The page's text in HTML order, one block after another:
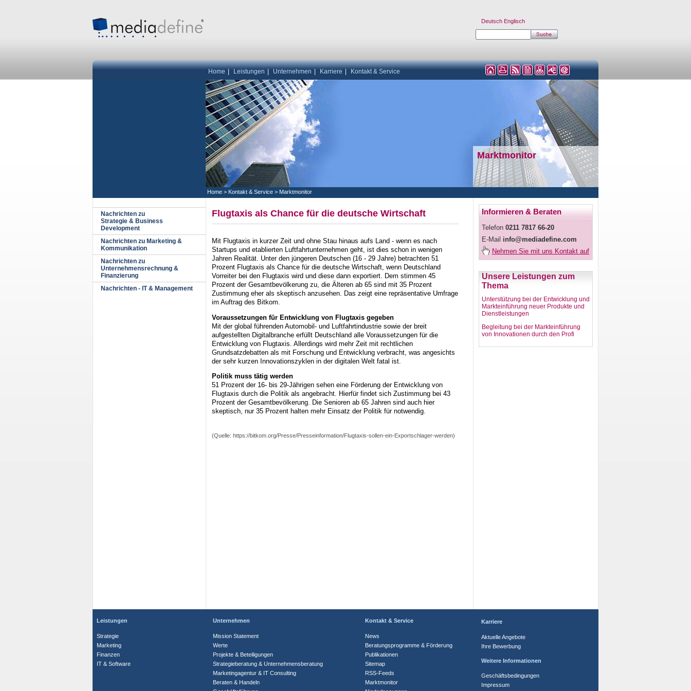
Home Leistungen Unternehmen Karriere Kontakt & Service
Deutsch Englisch
Home > Kontakt & Service > Marktmonitor
Nachrichten zu
Strategie & Business
Development
Nachrichten zu Marketing &
Kommunikation
Nachrichten zu
Unternehmensrechnung &
Finanzierung
Nachrichten - IT & Management
Marktmonitor
Unsere Leistungen zum
Thema
Unterstützung bei der Entwicklung und
Markteinführung neuer Produkte und
Dienstleistungen
Begleitung bei der Markteinführung
von Innovationen durch den Profi
Flugtaxis als Chance für die deutsche Wirtschaft
Mit Flugtaxis in kurzer Zeit und ohne Stau hinaus aufs Land - wenn es nach
Startups und etablierten Luftfahrtunternehmen geht, ist dies schon in wenigen
Jahren Realität. Unter den jüngeren Deutschen (16 - 29 Jahre) betrachten 51
Prozent Flugtaxis als Chance für die deutsche Wirtschaft, wenn Deutschland
Vorreiter bei den Flugtaxis wird und diese dann exportiert. Dem stimmen 45
Prozent der Gesamtbevölkerung zu, die Älteren ab 65 sind mit 35 Prozent
Zustimmung eher als skeptisch anzusehen. Das zeigt eine repräsentative Umfrage
im Auftrag des Bitkom.
Voraussetzungen für Entwicklung von Flugtaxis gegeben
Mit der global führenden Automobil- und Luftfahrtindustrie sowie der breit
aufgestellten Digitalbranche erfüllt Deutschland alle Voraussetzungen für die
Entwicklung von Flugtaxis. Allerdings wird mehr Zeit mit rechtlichen
Grundsatzdebatten als mit Forschung und Entwicklung verbracht, was angesichts
der sehr kurzen Innovationszyklen in der digitalen Welt fatal ist.
Politik muss tätig werden
51 Prozent der 16- bis 29-Jährigen sehen eine Förderung der Entwicklung von
Flugtaxis durch die Politik als angebracht. Hierfür findet sich Zustimmung bei 43
Prozent der Gesamtbevölkerung. Die Senioren ab 65 Jahren sind auch hier
skeptisch, nur 35 Prozent halten mehr Einsatz der Politik für notwendig.
(Quelle: https://bitkom.org/Presse/Presseinformation/Flugtaxis-sollen-ein-Exportschlager-werden)
Informieren & Beraten
Telefon 0211 7817 66-20
E-Mail info@mediadefine.com
Nehmen Sie mit uns Kontakt auf
Leistungen
Strategie
Marketing
Finanzen
IT & Software
Unternehmen
Mission Statement
Werte
Projekte & Beteiligungen
Strategieberatung & Unternehmensberatung
Marketingagentur & IT Consulting
Beraten & Handeln
Kontakt & Service
News
Beratungsprogramme & Förderung
Publikationen
Sitemap
RSS-Feeds
Marktmonitor
Karriere
Aktuelle Angebote
Ihre Bewerbung
Weitere Informationen
Geschäftsbedingungen
Impressum